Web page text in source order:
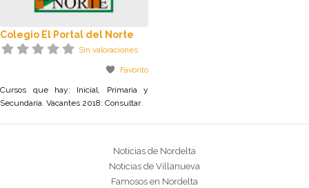
Colegio El Portal del Norte
Sin valoraciones
Favorito
Cursos que hay: Inicial, Primaria y
Secundaria. Vacantes 2018: Consultar.
Noticias de Nordelta
Noticias de Villanueva
Famosos en Nordelta